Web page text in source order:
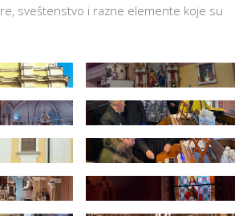
sveštenstvo i razne elemente koje su